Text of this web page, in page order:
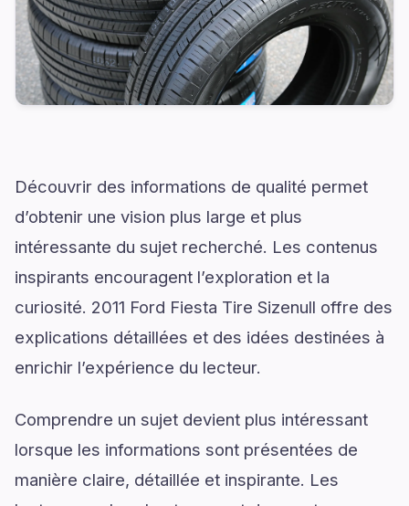
Découvrir des informations de qualité permet
d’obtenir une vision plus large et plus
intéressante du sujet recherché. Les contenus
inspirants encouragent l’exploration et la
curiosité. 2011 Ford Fiesta Tire Sizenull offre des
explications détaillées et des idées destinées à
enrichir l’expérience du lecteur.
Comprendre un sujet devient plus intéressant
lorsque les informations sont présentées de
manière claire, détaillée et inspirante. Les